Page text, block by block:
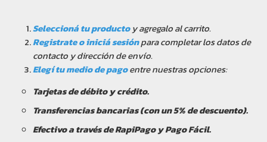
Seleccioná tu productoy agregalo al carrito.
Registrate o iniciá sesiónpara completar los datos de
contacto y dirección de envío.
Elegí tu medio de pagoentre nuestras opciones:
Tarjetas de débito y crédito.
Transferencias bancarias (con un 5% de descuento).
Efectivo a través de RapiPago y Pago Fácil.